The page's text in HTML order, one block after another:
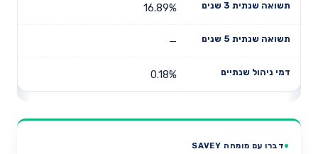
16.89%
—
0.18%
דברו עם מומחה SAVEY